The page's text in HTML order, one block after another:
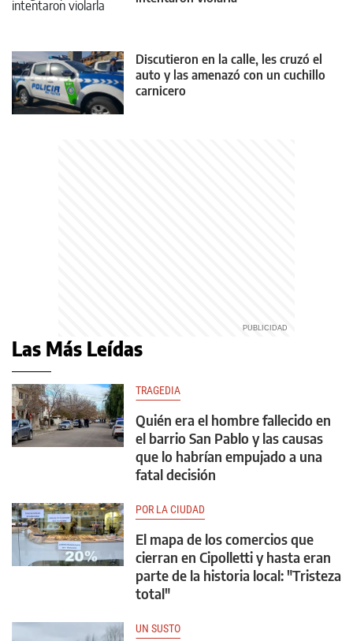
Discutieron en la calle, les cruzó el
auto y las amenazó con un cuchillo
carnicero
Las Más Leídas
TRAGEDIA
Quién era el hombre fallecido en
el barrio San Pablo y las causas
que lo habrían empujado a una
fatal decisión
POR LA CIUDAD
El mapa de los comercios que
cierran en Cipolletti y hasta eran
parte de la historia local: "Tristeza
total"
UN SUSTO